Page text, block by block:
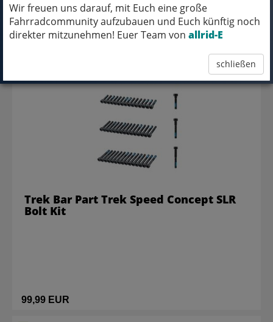
Wir freuen uns darauf, mit Euch eine große
Fahrradcommunity aufzubauen und Euch künftig noch
direkter mitzunehmen! Euer Team von allrid-E
schließen
13,99 EUR
99,99 EUR
Trek Bar Part Trek Speed Concept SLR
Bolt Kit